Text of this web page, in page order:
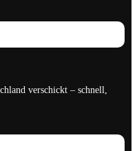
verschickt – schnell,